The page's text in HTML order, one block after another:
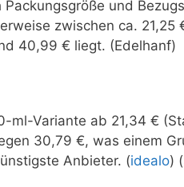
und
zwischen ca.
40,99 € liegt. (Edelhanf)
Variante ab 21,34 €
30,79 €, was einem
Anbieter. (idealo) (